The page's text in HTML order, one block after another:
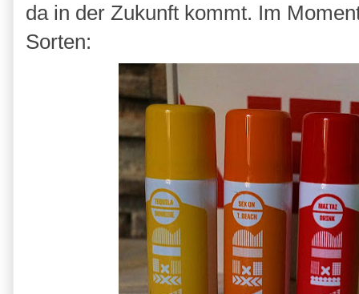
da in der Zukunft kommt. Im
Sorten: